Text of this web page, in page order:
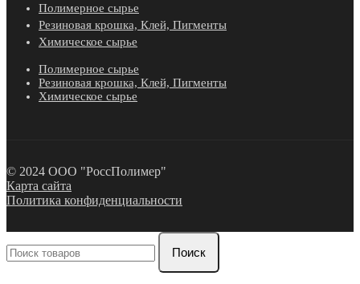
Полимерное сырье
Резиновая крошка, Клей, Пигменты
Химическое сырье
Полимерное сырье
Резиновая крошка, Клей, Пигменты
Химическое сырье
© 2024 ООО "РоссПолимер"
Карта сайта
Политика конфиденциальности
Поиск